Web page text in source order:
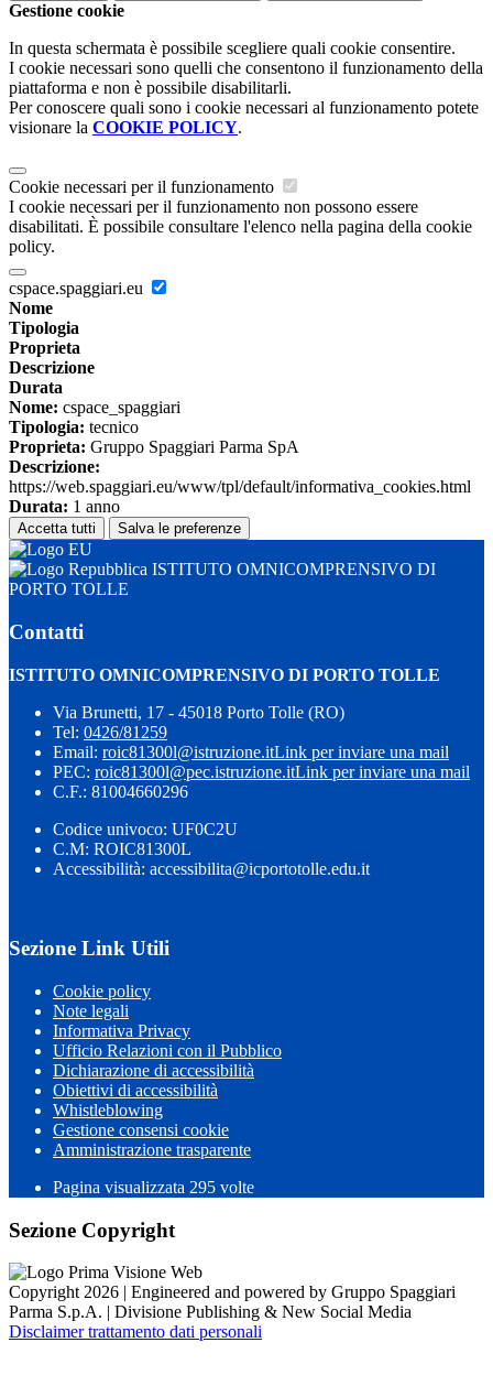
Gestione cookie
In questa schermata è possibile scegliere quali cookie consentire.
I cookie necessari sono quelli che consentono il funzionamento della
piattaforma e non è possibile disabilitarli.
Per conoscere quali sono i cookie necessari al funzionamento potete
visionare la COOKIE POLICY.
Cookie necessari per il funzionamento
I cookie necessari per il funzionamento non possono essere
disabilitati. È possibile consultare l'elenco nella pagina della cookie
policy.
cspace.spaggiari.eu
Nome
Tipologia
Proprieta
Descrizione
Durata
Nome: cspace_spaggiari
Tipologia: tecnico
Proprieta: Gruppo Spaggiari Parma SpA
Descrizione:
https://web.spaggiari.eu/www/tpl/default/informativa_cookies.html
Durata: 1 anno
Accetta tutti Salva le preferenze
ISTITUTO OMNICOMPRENSIVO DI
PORTO TOLLE
Contatti
ISTITUTO OMNICOMPRENSIVO DI PORTO TOLLE
Via Brunetti, 17 - 45018 Porto Tolle (RO)
Tel: 0426/81259
Email: roic81300l@istruzione.itLink per inviare una mail
PEC: roic81300l@pec.istruzione.itLink per inviare una mail
C.F.: 81004660296
Codice univoco: UF0C2U
C.M: ROIC81300L
Accessibilità: accessibilita@icportotolle.edu.it
Sezione Link Utili
Cookie policy
Note legali
Informativa Privacy
Ufficio Relazioni con il Pubblico
Dichiarazione di accessibilità
Obiettivi di accessibilità
Whistleblowing
Gestione consensi cookie
Amministrazione trasparente
Pagina visualizzata 295 volte
Sezione Copyright
Copyright 2026 | Engineered and powered by Gruppo Spaggiari
Parma S.p.A. | Divisione Publishing & New Social Media
Disclaimer trattamento dati personali